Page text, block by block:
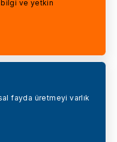
ve yetkin
fayda üretmeyi varlık